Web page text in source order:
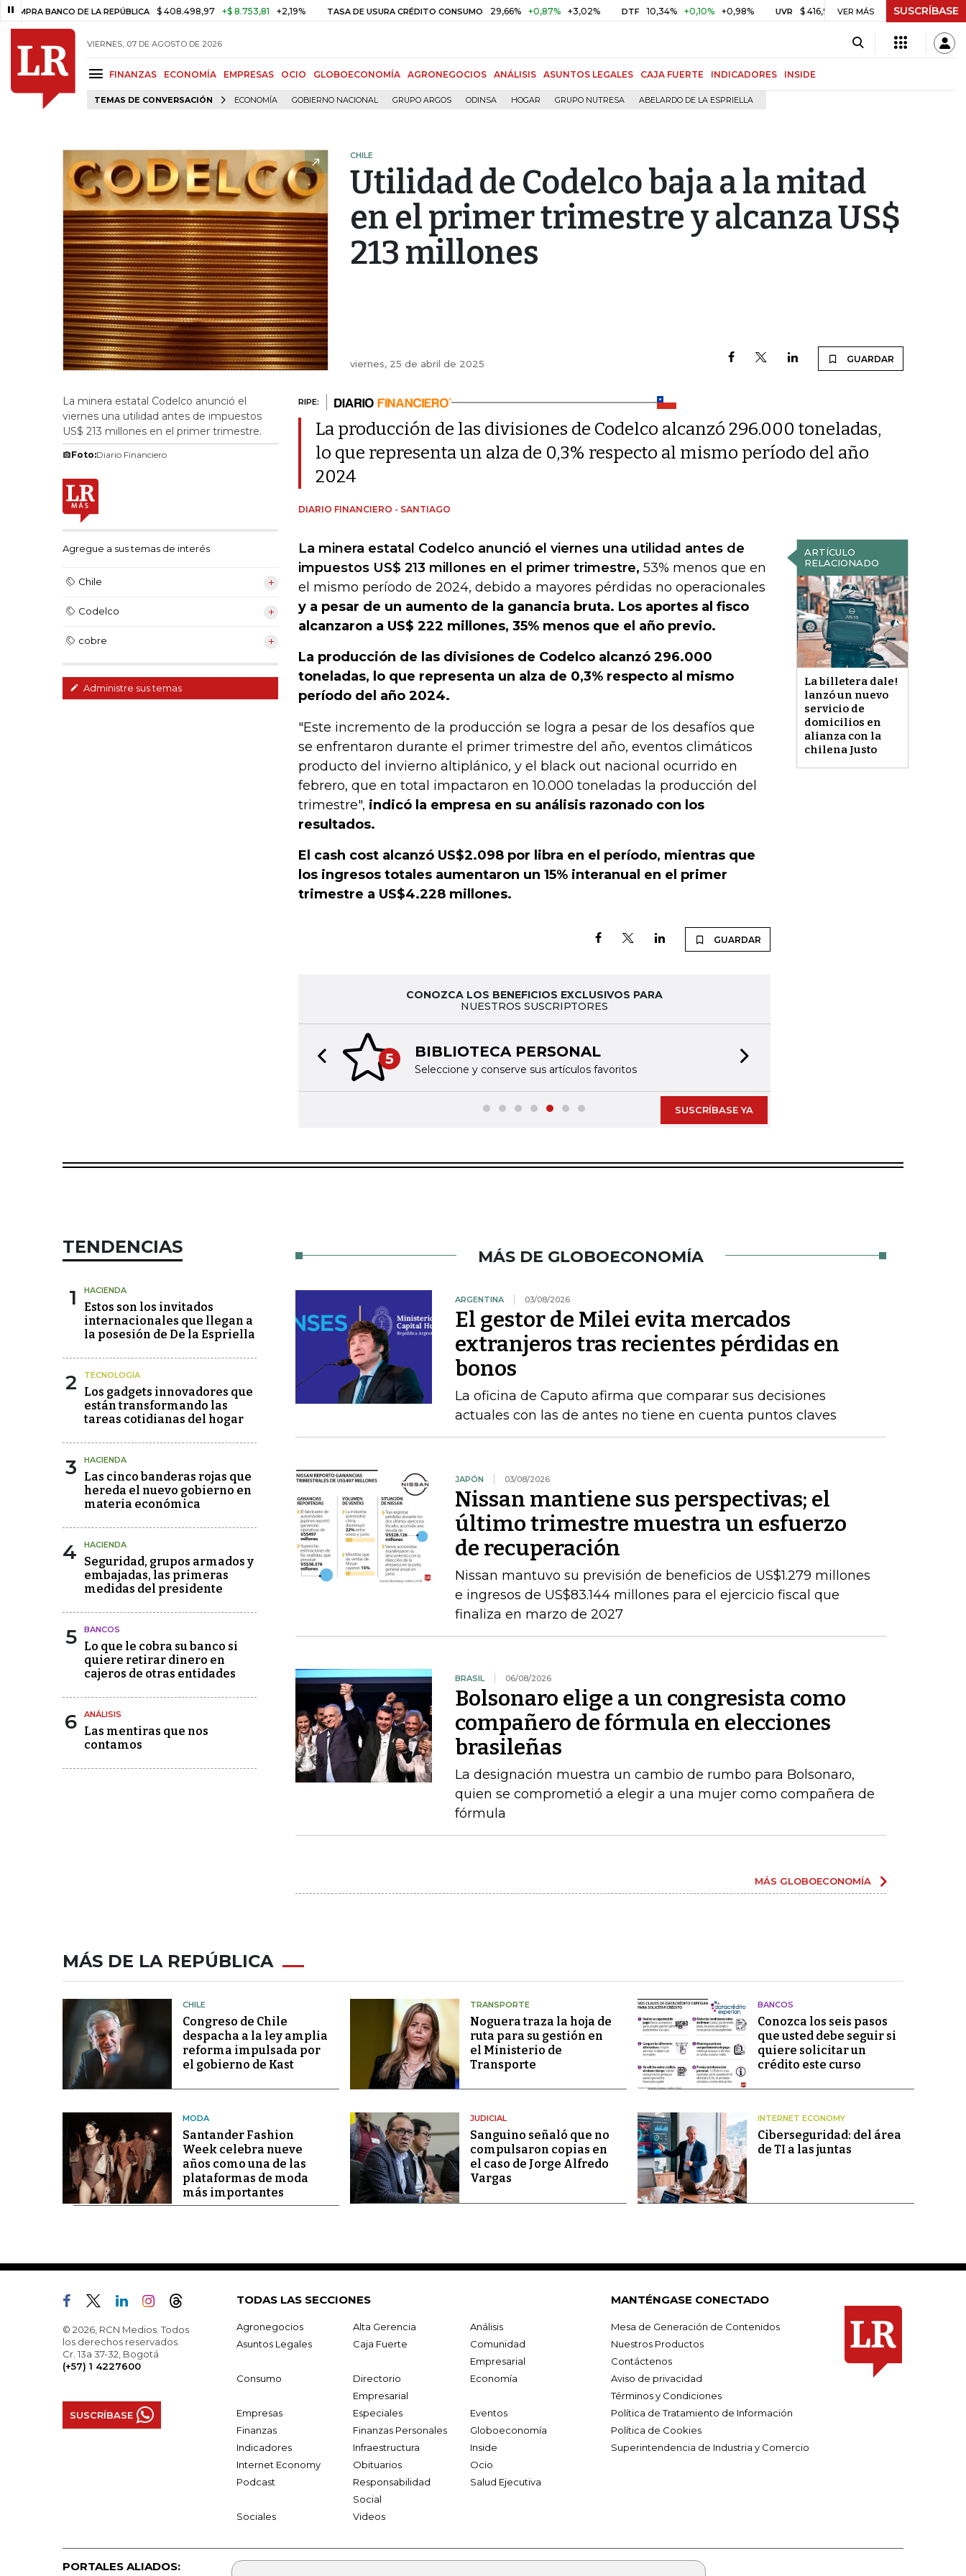
BANCO DE LA REPÚBLICA $ 408.498,97 +$ 8.753,81 +2,19% TASA DE USURA CRÉDITO CONSUMO 29,66% +0,87% +3,02% DTF 10,34% +0,10% +0,98% UVR $ 416,91 +$ 0,05 +0,01% BITCOIN US$
VER MÁS SUSCRÍBASE
VIERNES, 07 DE AGOSTO DE 2026
FINANZAS ECONOMÍA EMPRESAS OCIO GLOBOECONOMÍA AGRONEGOCIOS ANÁLISIS ASUNTOS LEGALES CAJA FUERTE INDICADORES INSIDE
TEMAS DE CONVERSACIÓN ECONOMÍA GOBIERNO NACIONAL GRUPO ARGOS ODINSA HOGAR GRUPO NUTRESA ABELARDO DE LA ESPRIELLA
CHILE
Utilidad de Codelco baja a la mitad
en el primer trimestre y alcanza US$
213 millones
viernes, 25 de abril de 2025 GUARDAR
La minera estatal Codelco anunció el
viernes una utilidad antes de impuestos
US$ 213 millones en el primer trimestre.
Foto:Diario Financiero
Agregue a sus temas de interés
Chile
Codelco
cobre
Administre sus temas
RIPE:
La producción de las divisiones de Codelco alcanzó 296.000 toneladas,
lo que representa un alza de 0,3% respecto al mismo período del año
2024
DIARIO FINANCIERO - SANTIAGO
ARTÍCULO
RELACIONADO
La billetera dale!
lanzó un nuevo
servicio de
domicilios en
alianza con la
chilena Justo
La minera estatal Codelco anunció el viernes una utilidad antes de
impuestos US$ 213 millones en el primer trimestre, 53% menos que en
el mismo período de 2024, debido a mayores pérdidas no operacionales
y a pesar de un aumento de la ganancia bruta. Los aportes al fisco
alcanzaron a US$ 222 millones, 35% menos que el año previo.
La producción de las divisiones de Codelco alcanzó 296.000
toneladas, lo que representa un alza de 0,3% respecto al mismo
período del año 2024.
"Este incremento de la producción se logra a pesar de los desafíos que
se enfrentaron durante el primer trimestre del año, eventos climáticos
producto del invierno altiplánico, y el black out nacional ocurrido en
febrero, que en total impactaron en 10.000 toneladas la producción del
trimestre", indicó la empresa en su análisis razonado con los
resultados.
El cash cost alcanzó US$2.098 por libra en el período, mientras que
los ingresos totales aumentaron un 15% interanual en el primer
trimestre a US$4.228 millones.
GUARDAR
CONOZCA LOS BENEFICIOS EXCLUSIVOS PARA
NUESTROS SUSCRIPTORES
5 BIBLIOTECA PERSONAL
Seleccione y conserve sus artículos favoritos
Previous slide
SUSCRÍBASE YA
TENDENCIAS
1 HACIENDA
Estos son los invitados
internacionales que llegan a
la posesión de De la Espriella
2 TECNOLOGÍA
Los gadgets innovadores que
están transformando las
tareas cotidianas del hogar
3 HACIENDA
Las cinco banderas rojas que
hereda el nuevo gobierno en
materia económica
4 HACIENDA
Seguridad, grupos armados y
embajadas, las primeras
medidas del presidente
5 BANCOS
Lo que le cobra su banco si
quiere retirar dinero en
cajeros de otras entidades
6 ANÁLISIS
Las mentiras que nos
contamos
MÁS DE GLOBOECONOMÍA
ARGENTINA 03/08/2026
El gestor de Milei evita mercados
extranjeros tras recientes pérdidas en
bonos
La oficina de Caputo afirma que comparar sus decisiones
actuales con las de antes no tiene en cuenta puntos claves
JAPÓN 03/08/2026
Nissan mantiene sus perspectivas; el
último trimestre muestra un esfuerzo
de recuperación
Nissan mantuvo su previsión de beneficios de US$1.279 millones
e ingresos de US$83.144 millones para el ejercicio fiscal que
finaliza en marzo de 2027
BRASIL 06/08/2026
Bolsonaro elige a un congresista como
compañero de fórmula en elecciones
brasileñas
La designación muestra un cambio de rumbo para Bolsonaro,
quien se comprometió a elegir a una mujer como compañera de
fórmula
MÁS GLOBOECONOMÍA
MÁS DE LA REPÚBLICA
CHILE
Congreso de Chile
despacha a la ley amplia
reforma impulsada por
el gobierno de Kast
TRANSPORTE
Noguera traza la hoja de
ruta para su gestión en
el Ministerio de
Transporte
BANCOS
Conozca los seis pasos
que usted debe seguir si
quiere solicitar un
crédito este curso
MODA
Santander Fashion
Week celebra nueve
años como una de las
plataformas de moda
más importantes
JUDICIAL
Sanguino señaló que no
compulsaron copias en
el caso de Jorge Alfredo
Vargas
INTERNET ECONOMY
Ciberseguridad: del área
de TI a las juntas
© 2026, RCN Medios. Todos
los derechos reservados.
Cr. 13a 37-32, Bogotá
(+57) 1 4227600
SUSCRÍBASE
TODAS LAS SECCIONES
Agronegocios Alta Gerencia
Análisis
Asuntos Legales
Caja Fuerte
Comunidad
Empresarial
Consumo
Directorio
Empresarial
Economía
Empresas Especiales
Eventos
Finanzas
Finanzas Personales
Globoeconomía
Indicadores
Infraestructura
Inside
Internet Economy
Obituarios
Ocio
Podcast
Responsabilidad
Social
Salud Ejecutiva
Sociales Videos
MANTÉNGASE CONECTADO
Mesa de Generación de Contenidos
Nuestros Productos
Contáctenos
Aviso de privacidad
Términos y Condiciones
Política de Tratamiento de Información
Política de Cookies
Superintendencia de Industria y Comercio
PORTALES ALIADOS: